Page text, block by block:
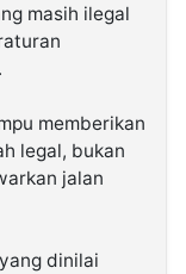
masih ilegal
memberikan
legal, bukan
jalan
dinilai